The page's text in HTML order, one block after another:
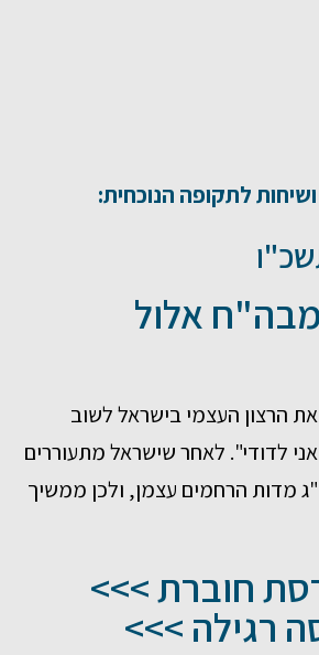
לתקופה הנוכחית:
אלול
את הרצון העצמי בישראל לשוב
לדודי". לאחר שישראל מתעוררים
מדות הרחמים עצמן, ולכן ממשיך
חוברת >>>
רגילה >>>